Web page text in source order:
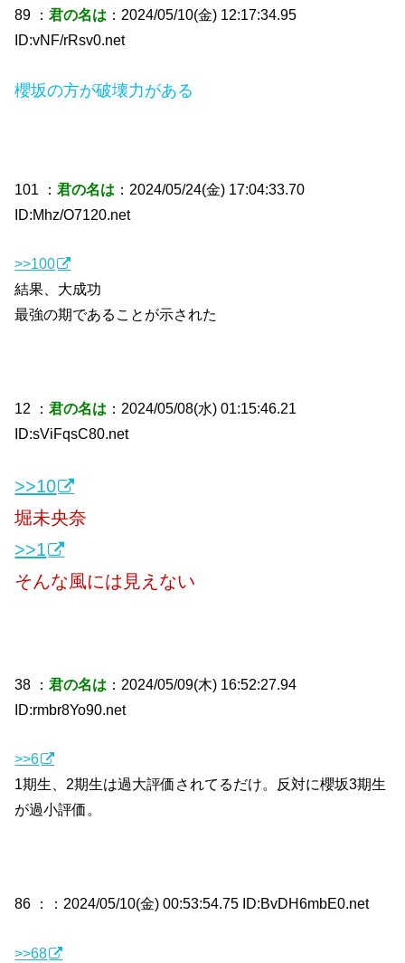
89 ：君の名は ：2024/05/10(金) 12:17:34.95
ID:vNF/rRsv0.net
櫻坂の方が破壊力がある
101 ：君の名は ：2024/05/24(金) 17:04:33.70
ID:Mhz/O7120.net
>>100
結果、大成功
最強の期であることが示された
12 ：君の名は ：2024/05/08(水) 01:15:46.21
ID:sViFqsC80.net
>>10
堀未央奈
>>1
そんな風には見えない
38 ：君の名は ：2024/05/09(木) 16:52:27.94
ID:rmbr8Yo90.net
>>6
1期生、2期生は過大評価されてるだけ。反対に櫻坂3期生
が過小評価。
86 ： ：2024/05/10(金) 00:53:54.75 ID:BvDH6mbE0.net
>>68